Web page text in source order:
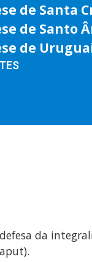
de Santa
de Santo
de
da